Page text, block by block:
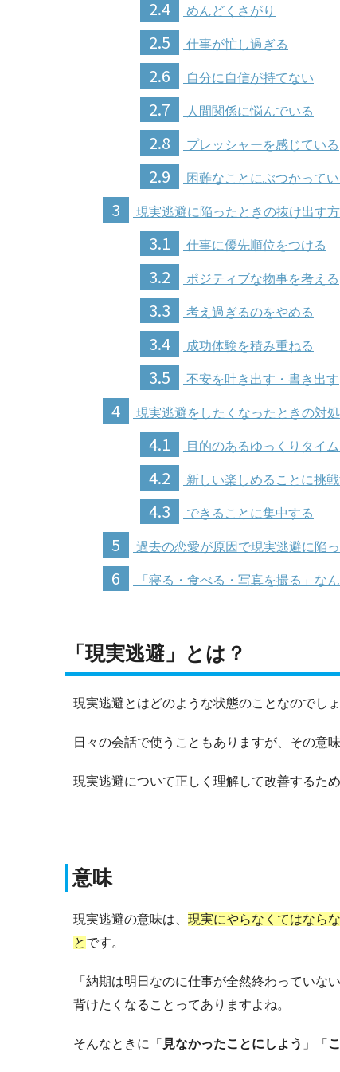
2.4 めんどくさがり
2.5 仕事が忙し過ぎる
2.6 自分に自信が持てない
2.7 人間関係に悩んでいる
2.8 プレッシャーを感じている
2.9 困難なことにぶつかって
3 現実逃避に陥ったときの抜け出す
3.1 仕事に優先順位をつける
3.2 ポジティブな物事を考える
3.3 考え過ぎるのをやめる
3.4 成功体験を積み重ねる
3.5 不安を吐き出す・書き出す
4 現実逃避をしたくなったときの対
4.1 目的のあるゆっくりタイ
4.2 新しい楽しめることに挑
4.3 できることに集中する
5 過去の恋愛が原因で現実逃避に陥
6 「寝る・食べる・写真を撮る」な
「現実逃避」とは？
現実逃避とはどのような状態のことなのでし
日々の会話で使うこともありますが、その意
現実逃避について正しく理解して改善するた
意味
現実逃避の意味は、 現実にやらなくてはなら
と です。
「納期は明日なのに仕事が全然終わってい
背けたくなることってありますよね。
そんなときに「 見なかったことにしよう 」「